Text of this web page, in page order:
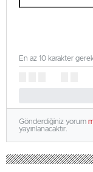
En az 10 karakter
Gönderdiğiniz yorum
yayınlanacaktır.